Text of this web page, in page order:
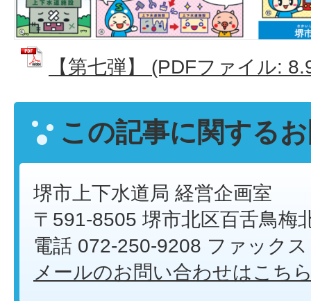
【第七弾】 (PDFファイル:
この記事に関する
堺市上下水道局 経営企画室
〒591-8505 堺市北区百舌鳥梅
電話 072-250-9208 ファック
メールのお問い合わせはこち